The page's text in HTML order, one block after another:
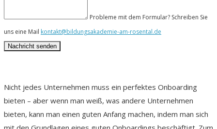
Probleme mit dem Formular? Schreiben Sie
uns eine Mail kontakt@bildungsakademie-am-rosental.de
Nicht jedes Unternehmen muss ein perfektes Onboarding
bieten – aber wenn man weiß, was andere Unternehmen
bieten, kann man einen guten Anfang machen, indem man sich